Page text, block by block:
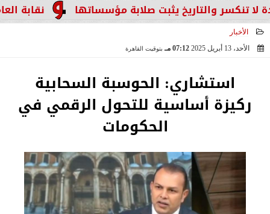
نقابة العاملين يثبت صلابة مؤسساتها
الأخبار
الأحد، 13 أبريل 2025
07:12 مـ بتوقيت القاهرة
استشاري: الحوسبة السحابية
ركيزة أساسية للتحول الرقمي في
الحكومات